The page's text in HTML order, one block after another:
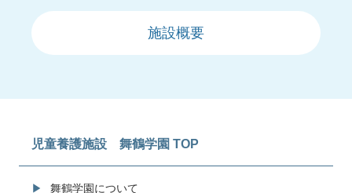
施設概要
児童養護施設 舞鶴学園 TOP
舞鶴学園について